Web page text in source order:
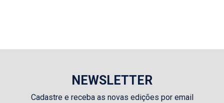
NEWSLETTER
Cadastre e receba as novas edições por email